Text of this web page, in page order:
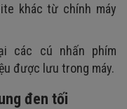
khác từ chính máy
các cú nhấn phím
được lưu trong máy.
đen tối